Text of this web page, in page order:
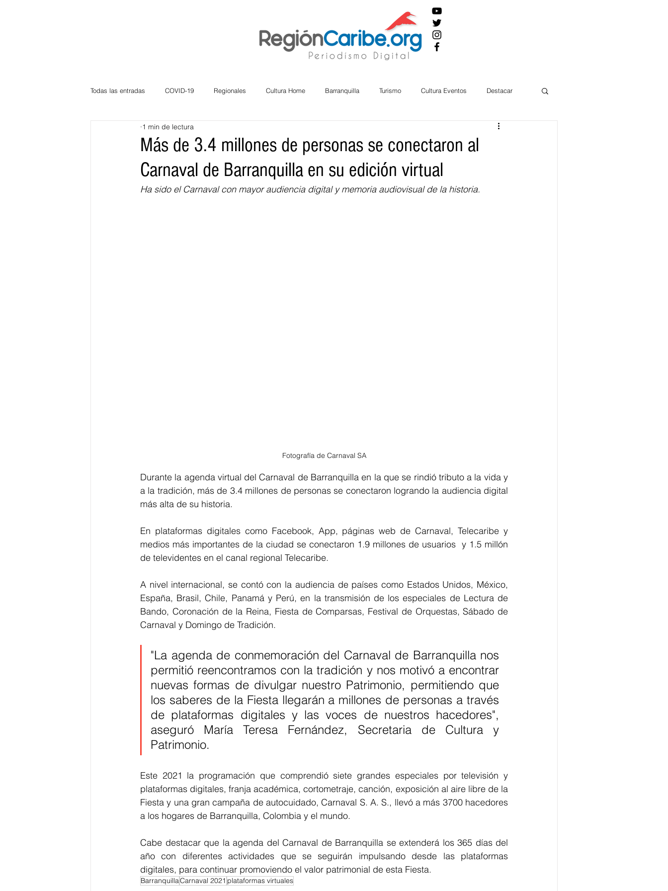
Todas las entradas COVID-19 Regionales Cultura Home Barranquilla Turismo Cultura Eventos Destacar
Atlántico
Bloggeros Hermanos Mayores Economía RAP CARIBE Política Documentos
Más de 3.4 millones de personas se conectaron al
Carnaval de Barranquilla en su edición virtual
1 min de lectura
Ha sido el Carnaval con mayor audiencia digital y memoria audiovisual de la historia.
Fotografía de Carnaval SA
Durante la agenda virtual del Carnaval de Barranquilla en la que se rindió tributo a la vida y
a la tradición, más de 3.4 millones de personas se conectaron logrando la audiencia digital
más alta de su historia.
En plataformas digitales como Facebook, App, páginas web de Carnaval, Telecaribe y
medios más importantes de la ciudad se conectaron 1.9 millones de usuarios  y 1.5 millón
de televidentes en el canal regional Telecaribe.
A nivel internacional, se contó con la audiencia de países como Estados Unidos, México,
España, Brasil, Chile, Panamá y Perú, en la transmisión de los especiales de Lectura de
Bando, Coronación de la Reina, Fiesta de Comparsas, Festival de Orquestas, Sábado de
Carnaval y Domingo de Tradición.
"La agenda de conmemoración del Carnaval de Barranquilla nos
permitió reencontramos con la tradición y nos motivó a encontrar
nuevas formas de divulgar nuestro Patrimonio, permitiendo que
los saberes de la Fiesta llegarán a millones de personas a través
de plataformas digitales y las voces de nuestros hacedores",
aseguró María Teresa Fernández, Secretaria de Cultura y
Patrimonio.
Este 2021 la programación que comprendió siete grandes especiales por televisión y
plataformas digitales, franja académica, cortometraje, canción, exposición al aire libre de la
Fiesta y una gran campaña de autocuidado, Carnaval S. A. S., llevó a más 3700 hacedores
a los hogares de Barranquilla, Colombia y el mundo.
Cabe destacar que la agenda del Carnaval de Barranquilla se extenderá los 365 días del
año con diferentes actividades que se seguirán impulsando desde las plataformas
digitales, para continuar promoviendo el valor patrimonial de esta Fiesta.
BarranquillaCarnaval 2021 plataformas virtuales